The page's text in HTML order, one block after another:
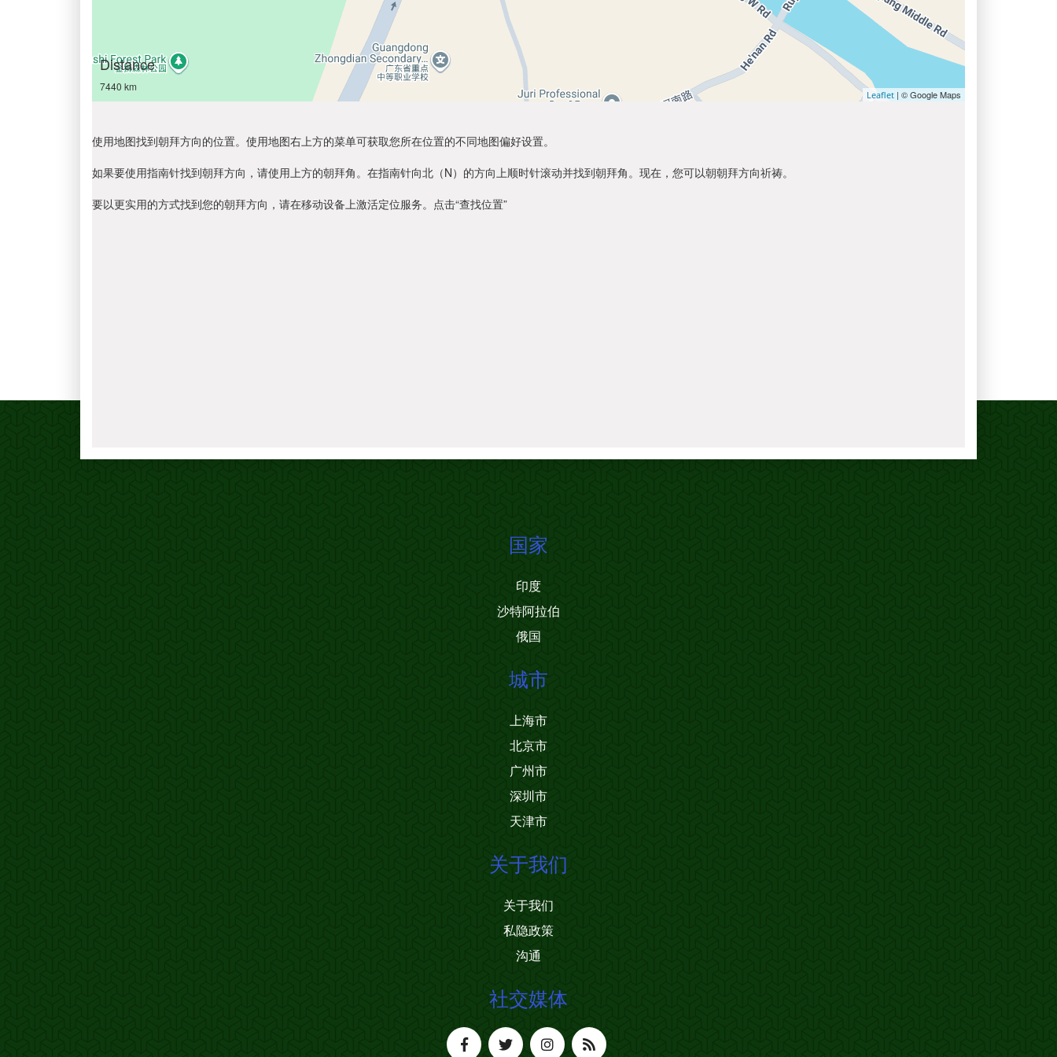
Distance
7440 km
Leaflet | © Google Maps
使用地图找到朝拜方向的位置。使用地图右上方的菜单可获取您所在位置的不同地图偏好设置。
如果要使用指南针找到朝拜方向，请使用上方的朝拜角。在指南针向北（N）的方向上顺时针滚动并找到朝拜角。现在，您可以朝朝拜方向祈祷。
要以更实用的方式找到您的朝拜方向，请在移动设备上激活定位服务。点击“查找位置”
国家
印度
沙特阿拉伯
俄国
城市
上海市
北京市
广州市
深圳市
天津市
关于我们
关于我们
私隐政策
沟通
社交媒体